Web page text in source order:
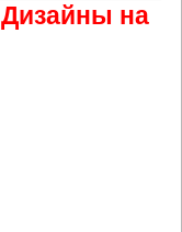
Дизайны на